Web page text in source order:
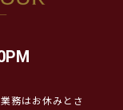
務はお休みとさ